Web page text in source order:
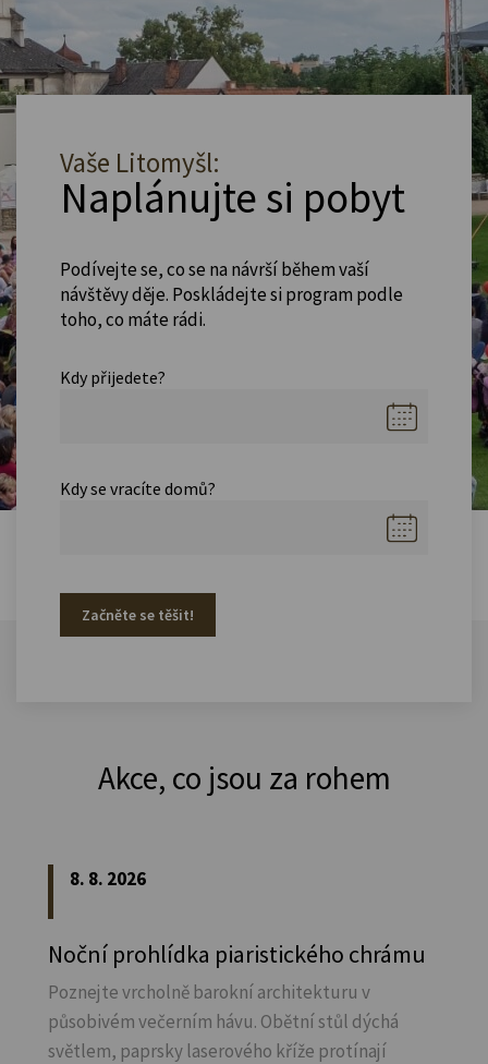
Vaše Litomyšl:
Naplánujte si pobyt
Podívejte se, co se na návrší během vaší
návštěvy děje. Poskládejte si program podle
toho, co máte rádi.
Kdy přijedete?
Kdy se vracíte domů?
Začněte se těšit!
Akce, co jsou za rohem
8. 8. 2026
Noční prohlídka piaristického chrámu
Poznejte vrcholně barokní architekturu v
působivém večerním hávu. Obětní stůl dýchá
světlem, paprsky laserového kříže protínají